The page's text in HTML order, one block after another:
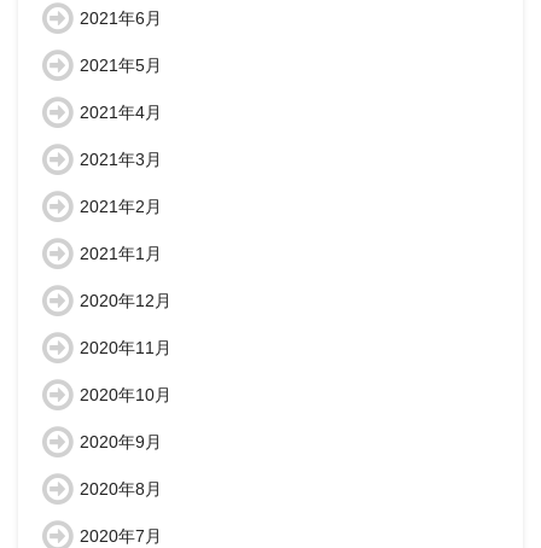
2021年6月
2021年5月
2021年4月
2021年3月
2021年2月
2021年1月
2020年12月
2020年11月
2020年10月
2020年9月
2020年8月
2020年7月